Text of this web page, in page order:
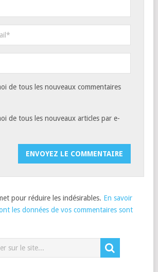
de tous les nouveaux commentaires
de tous les nouveaux articles par e-
pour réduire les indésirables. En savoir
les données de vos commentaires sont